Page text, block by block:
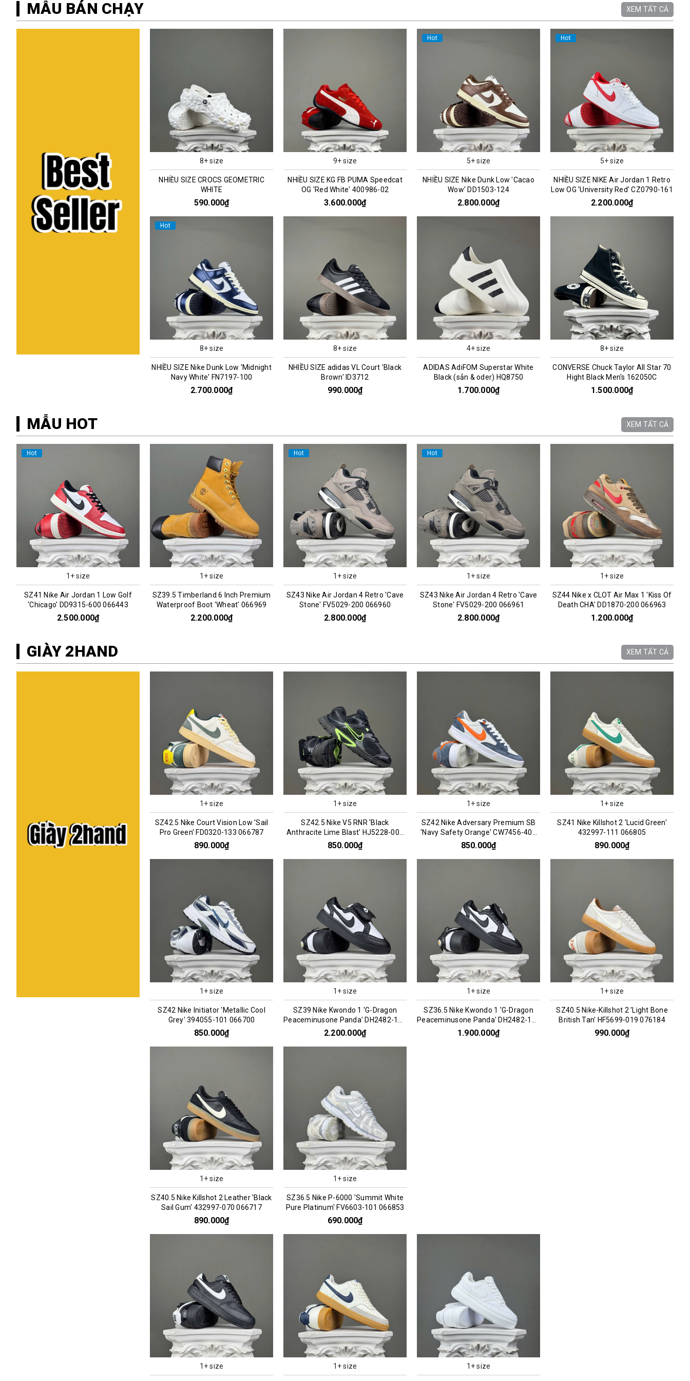
MẪU BÁN CHẠY XEM TẤT CẢ
8+ size
NHIỀU SIZE CROCS GEOMETRIC
WHITE
590.000₫
9+ size
NHIỀU SIZE KG FB PUMA Speedcat
OG 'Red White' 400986-02
3.600.000₫
Hot
5+ size
NHIỀU SIZE Nike Dunk Low 'Cacao
Wow' DD1503-124
2.800.000₫
Hot
5+ size
NHIỀU SIZE NIKE Air Jordan 1 Retro
Low OG 'University Red' CZ0790-161
2.200.000₫
Hot
8+ size
NHIỀU SIZE Nike Dunk Low 'Midnight
Navy White' FN7197-100
2.700.000₫
8+ size
NHIỀU SIZE adidas VL Court 'Black
Brown' ID3712
990.000₫
4+ size
ADIDAS AdiFOM Superstar White
Black (sẳn & oder) HQ8750
1.700.000₫
8+ size
CONVERSE Chuck Taylor All Star 70
Hight Black Men's 162050C
1.500.000₫
MẪU HOT XEM TẤT CẢ
1+ size
SZ39.5 Timberland 6 Inch Premium
Waterproof Boot 'Wheat' 066969
2.200.000₫
1+ size
SZ43 Nike Air Jordan 4 Retro 'Cave
Stone' FV5029-200 066960
2.800.000₫
Hot
1+ size
SZ43 Nike Air Jordan 4 Retro 'Cave
Stone' FV5029-200 066961
2.800.000₫
1+ size
SZ44 Nike x CLOT Air Max 1 'Kiss Of
Death CHA' DD1870-200 066963
1.200.000₫
1+ size
SZ39 Nike Kwondo 1 'G-Dragon
Peaceminusone Panda' DH2482-101
066957
2.200.000₫
GIÀY 2HAND XEM TẤT CẢ
1+ size
SZ42.5 Nike Court Vision Low 'Sail
Pro Green' FD0320-133 066787
890.000₫
1+ size
SZ42.5 Nike V5 RNR 'Black
Anthracite Lime Blast' HJ5228-005
076200
850.000₫
1+ size
SZ42 Nike Adversary Premium SB
'Navy Safety Orange' CW7456-402
066297
850.000₫
1+ size
SZ41 Nike Killshot 2 'Lucid Green'
432997-111 066805
890.000₫
1+ size
SZ42 Nike Initiator 'Metallic Cool
Grey' 394055-101 066700
850.000₫
1+ size
SZ39 Nike Kwondo 1 'G-Dragon
Peaceminusone Panda' DH2482-101
066957
2.200.000₫
1+ size
SZ36.5 Nike Kwondo 1 'G-Dragon
Peaceminusone Panda' DH2482-101
066956
1.900.000₫
1+ size
SZ40.5 Nike-Killshot 2 'Light Bone
British Tan' HF5699-019 076184
990.000₫
1+ size
SZ40.5 Nike Killshot 2 Leather 'Black
Sail Gum' 432997-070 066717
890.000₫
1+ size
SZ36.5 Nike P-6000 'Summit White
Pure Platinum' FV6603-101 066853
690.000₫
1+ size 1+ size 1+ size